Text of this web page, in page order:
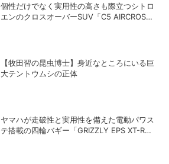
個性だけでなく実用性の高さも際立つシトロ
エンのクロスオーバーSUV「C5 AIRCROSS
【牧田習の昆虫博士】身近なところにいる巨
大テントウムシの正体
ヤマハが走破性と実用性を備えた電動パワス
テ搭載の四輪バギー「GRIZZLY EPS XT-R」